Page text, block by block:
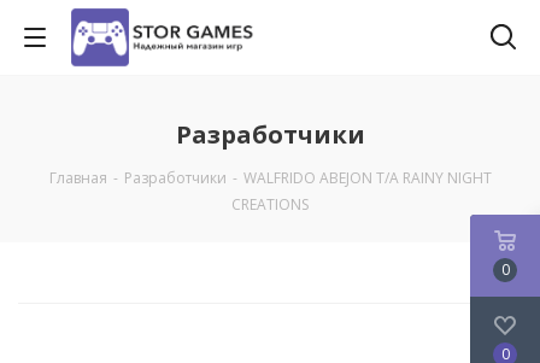
Разработчики
Главная - Разработчики - WALFRIDO ABEJON T/A RAINY NIGHT
CREATIONS
0
0